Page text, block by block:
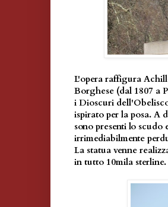
L'opera raffigura
Borghese (dal 1807 a
i Dioscuri
ispirato per la posa. A
sono presenti lo
irrimediabilmente
La statua venne
in tutto 10mila sterline.